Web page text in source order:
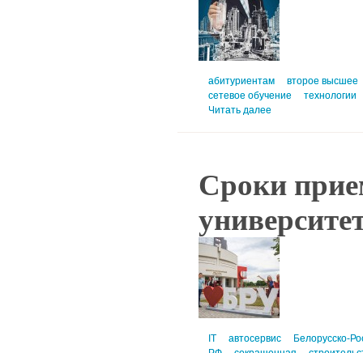
абитуриентам
второе высшее
сетевое обучение
технологии
Читать далее
Сроки
IT автосервис
Белорусско-